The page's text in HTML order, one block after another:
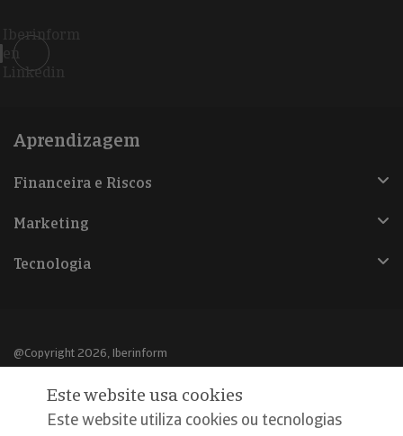
Iberinform
en
Linkedin
Aprendizagem
Financeira e Riscos
Marketing
Tecnologia
@Copyright 2026, Iberinform
Aviso legal
Política de cookies
Este website usa cookies
Este website utiliza cookies ou tecnologias